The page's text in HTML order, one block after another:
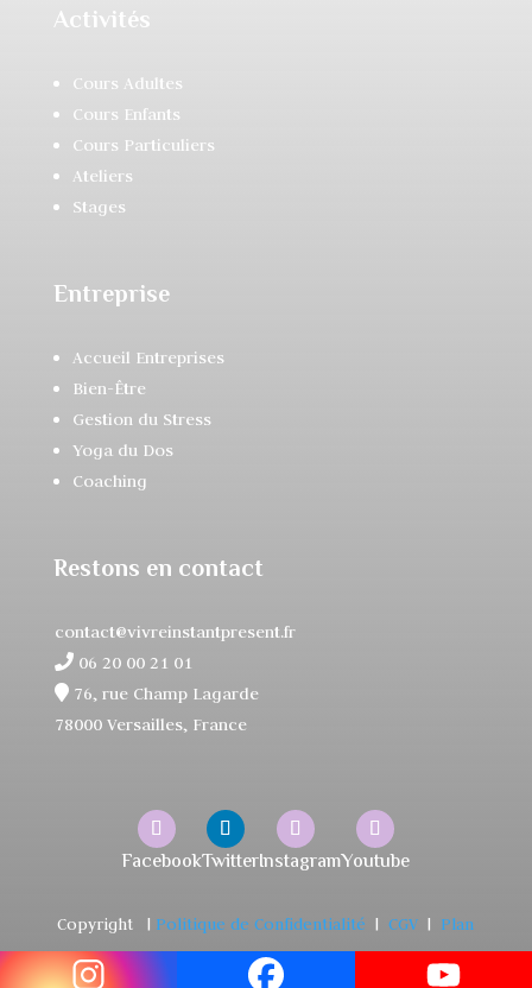
Activités
Cours Adultes
Cours Enfants
Cours Particuliers
Ateliers
Stages
Entreprise
Accueil Entreprises
Bien-Être
Gestion du Stress
Yoga du Dos
Coaching
Restons en contact
contact@vivreinstantpresent.fr
06 20 00 21 01
76, rue Champ Lagarde
78000 Versailles, France
Copyright | Politique de Confidentialité |CGV| Plan
du Site